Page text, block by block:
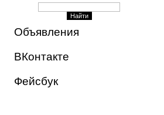
Объявления
ВКонтакте
Фейсбук